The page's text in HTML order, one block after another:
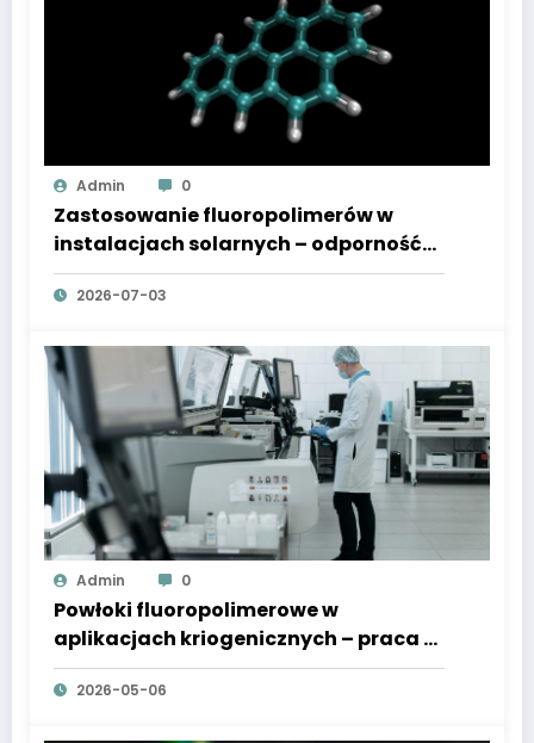
Admin 0
Zastosowanie fluoropolimerów w
instalacjach solarnych – odporność
na UV i czynniki atmosferyczne
2026-07-03
Admin 0
Powłoki fluoropolimerowe w
aplikacjach kriogenicznych – praca w
ekstremalnym zimnie
2026-05-06